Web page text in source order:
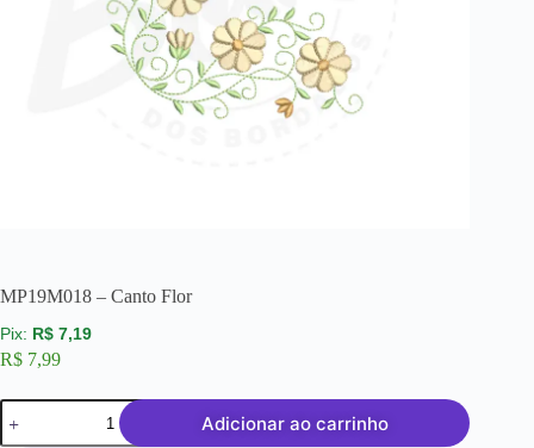
MP19M018 – Canto Flor
R$ 7,19
R$ 7,99
Adicionar ao carrinho